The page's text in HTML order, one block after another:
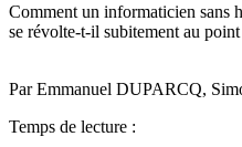
Comment un informaticien sans
se révolte-t-il subitement au
Par Emmanuel DUPARCQ,
Temps de lecture :